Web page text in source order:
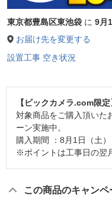
東京都豊島区東池袋 に 9月
お届け先を変更する
設置工事 空き状況
【ビックカメラ.com限
対象商品をご購入頂いた
ーン実施中。
購入期間 ：8月1日（土
※ポイントは工事日の翌
この商品のキャンペ